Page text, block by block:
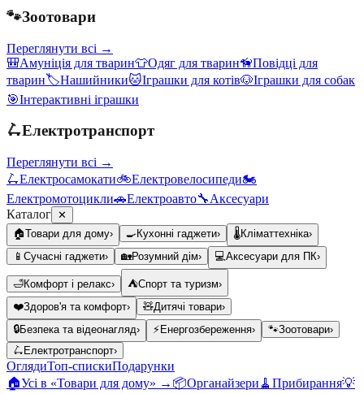
🐾Зоотовари
Переглянути всі →
🎒Амуніція для тварин👕Одяг для тварин🦮Повідці для
тварин🏷️Нашийники🐱Іграшки для котів🐶Іграшки для собак
🎯Інтерактивні іграшки
🛴Електротранспорт
Переглянути всі →
🛴Електросамокати🚲Електровелосипеди🏍️
Електромотоцикли🚗Електроавто🔧Аксесуари
Каталог ✕
🏠Товари для дому› 🍳Кухонні гаджети› 🌡️Кліматтехніка›
📱 Сучасні гаджети› 🏡Розумний дім› 💻Аксесуари для ПК›
🛁Комфорт і релакс› ⛺Спорт та туризм›
❤️Здоров'я та комфорт› 🧸Дитячі товари›
🔒Безпека та відеонагляд› ⚡ Енергозбереження› 🐾Зоотовари›
🛴 Електротранспорт›
ОглядиТоп-спискиПодарунки
🏠Усі в «Товари для дому» → 📦Органайзери 🧹 Прибирання💡